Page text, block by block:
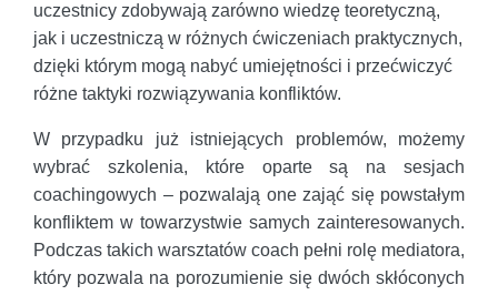
uczestnicy zdobywają zarówno wiedzę teoretyczną,
jak i uczestniczą w różnych ćwiczeniach praktycznych,
dzięki którym mogą nabyć umiejętności i przećwiczyć
różne taktyki rozwiązywania konfliktów.
W przypadku już istniejących problemów, możemy
wybrać szkolenia, które oparte są na sesjach
coachingowych – pozwalają one zająć się powstałym
konfliktem w towarzystwie samych zainteresowanych.
Podczas takich warsztatów coach pełni rolę mediatora,
który pozwala na porozumienie się dwóch skłóconych